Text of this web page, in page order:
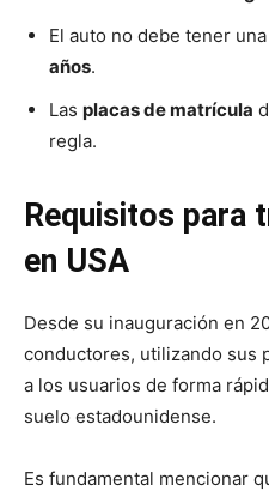
El auto no debe tener
años.
Las placas de matrícula
regla.
Requisitos para
en USA
Desde su inauguración en
conductores, utilizando sus
a los usuarios de forma
suelo estadounidense.
Es fundamental mencionar